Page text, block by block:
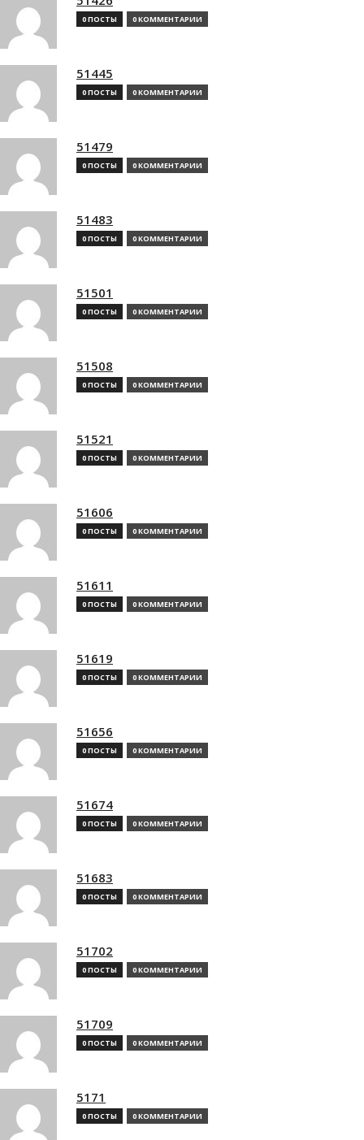
0 ПОСТЫ 0 КОММЕНТАРИИ
51445
0 ПОСТЫ 0 КОММЕНТАРИИ
51479
0 ПОСТЫ 0 КОММЕНТАРИИ
51483
0 ПОСТЫ 0 КОММЕНТАРИИ
51501
0 ПОСТЫ 0 КОММЕНТАРИИ
51508
0 ПОСТЫ 0 КОММЕНТАРИИ
51521
0 ПОСТЫ 0 КОММЕНТАРИИ
51606
0 ПОСТЫ 0 КОММЕНТАРИИ
51611
0 ПОСТЫ 0 КОММЕНТАРИИ
51619
0 ПОСТЫ 0 КОММЕНТАРИИ
51656
0 ПОСТЫ 0 КОММЕНТАРИИ
51674
0 ПОСТЫ 0 КОММЕНТАРИИ
51683
0 ПОСТЫ 0 КОММЕНТАРИИ
51702
0 ПОСТЫ 0 КОММЕНТАРИИ
51709
0 ПОСТЫ 0 КОММЕНТАРИИ
5171
0 ПОСТЫ 0 КОММЕНТАРИИ